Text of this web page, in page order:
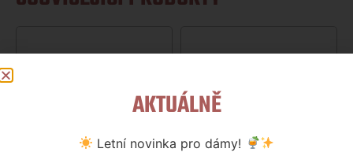
AKTUÁLNĚ
Letní novinka pro dámy!